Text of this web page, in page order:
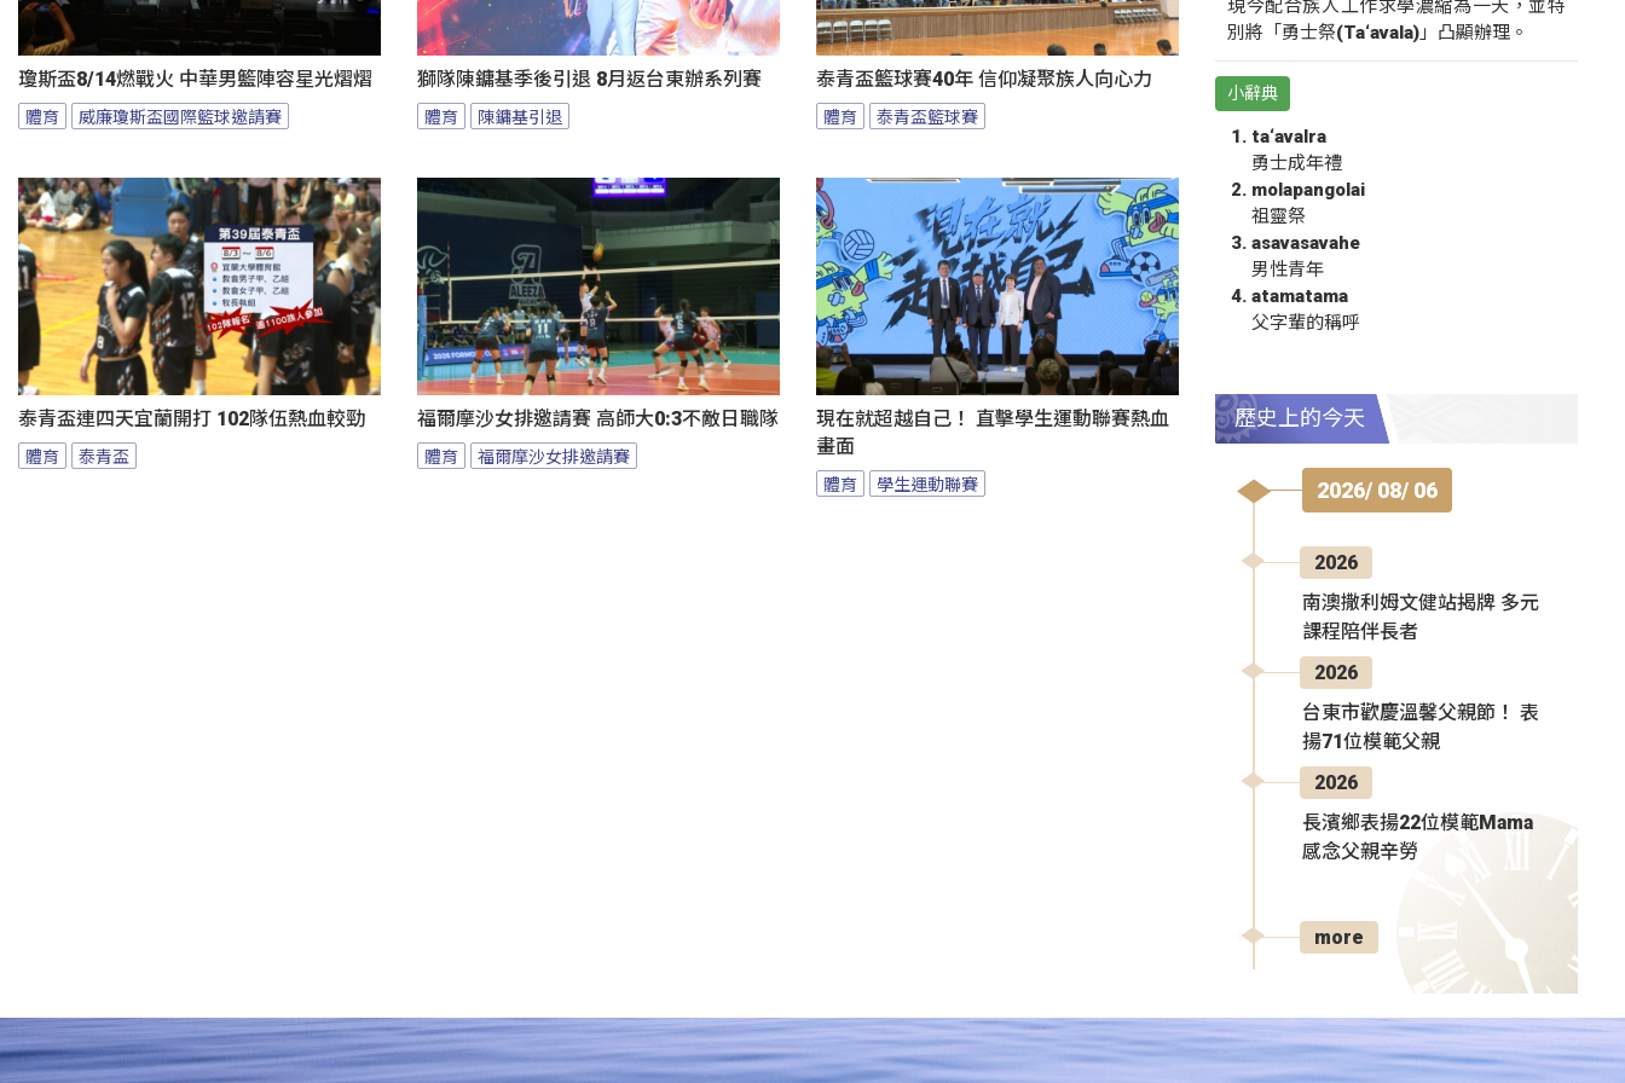
瓊斯盃8/14燃戰火 中華男籃陣容星光熠熠
體育 威廉瓊斯盃國際籃球邀請賽
獅隊陳鏞基季後引退 8月返台東辦系列賽
體育 陳鏞基引退
泰青盃籃球賽40年 信仰凝聚族人向心力
體育 泰青盃籃球賽
泰青盃連四天宜蘭開打 102隊伍熱血較勁
體育 泰青盃
福爾摩沙女排邀請賽 高師大0:3不敵日職隊
體育 福爾摩沙女排邀請賽
現在就超越自己！ 直擊學生運動聯賽熱血
畫面
體育 學生運動聯賽
現今配合族人工作求學濃縮為一天，並特
別將「勇士祭(Ta‘avala)」凸顯辦理。
小辭典
ta‘avalra
勇士成年禮
molapangolai
祖靈祭
asavasavahe
男性青年
atamatama
父字輩的稱呼
歷史上的今天
2026/ 08/ 06
2026
南澳撒利姆文健站揭牌 多元
課程陪伴長者
2026
台東市歡慶溫馨父親節！ 表
揚71位模範父親
2026
長濱鄉表揚22位模範Mama
感念父親辛勞
more